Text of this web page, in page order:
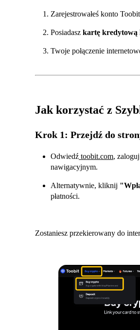
Zarejestrowałeś konto
Posiadasz kartę kredytową
Twoje połączenie
Jak korzystać z
Krok 1: Przejdź do
Odwiedź toobit.com,
nawigacyjnym.
Alternatywnie, kliknij
płatności.
Zostaniesz przekierowany do